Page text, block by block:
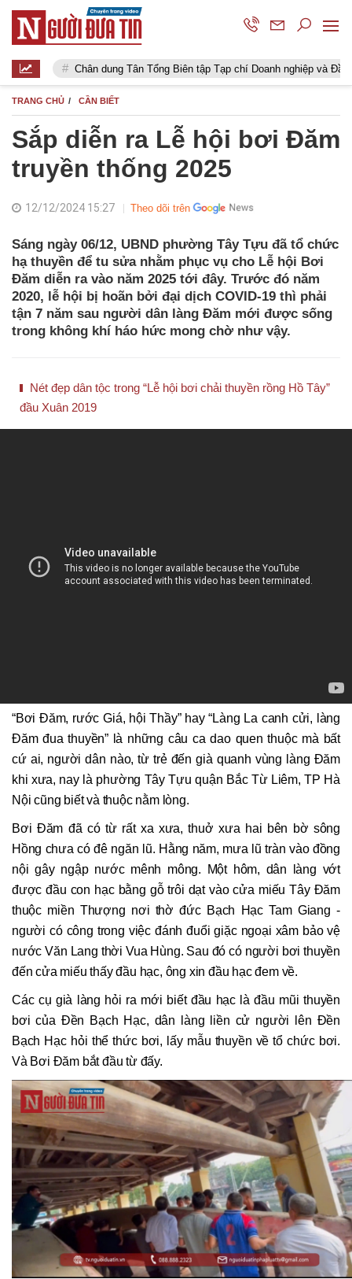
dung Tân Tổng Biên tập Tạp chí Doanh nghiệp và Đầu tư Thắp
TRANG CHỦ CẦN BIẾT
Sắp diễn ra Lễ hội bơi Đăm
truyền thống 2025
12/12/2024 15:27 Theo dõi trên
Sáng ngày 06/12, UBND phường Tây Tựu đã tổ chức
hạ thuyền để tu sửa nhằm phục vụ cho Lễ hội Bơi
Đăm diễn ra vào năm 2025 tới đây. Trước đó năm
2020, lễ hội bị hoãn bởi đại dịch COVID-19 thì phải
tận 7 năm sau người dân làng Đăm mới được sống
trong không khí háo hức mong chờ như vậy.
Nét đẹp dân tộc trong “Lễ hội bơi chải thuyền rồng Hồ Tây”
đầu Xuân 2019
“Bơi Đăm, rước Giá, hội Thầy” hay “Làng La canh cửi, làng
Đăm đua thuyền” là những câu ca dao quen thuộc mà bất
cứ ai, người dân nào, từ trẻ đến già quanh vùng làng Đăm
khi xưa, nay là phường Tây Tựu quận Bắc Từ Liêm, TP Hà
Nội cũng biết và thuộc nằm lòng.
Bơi Đăm đã có từ rất xa xưa, thuở xưa hai bên bờ sông
Hồng chưa có đê ngăn lũ. Hằng năm, mưa lũ tràn vào đồng
nội gây ngập nước mênh mông. Một hôm, dân làng vớt
được đầu con hạc bằng gỗ trôi dạt vào cửa miếu Tây Đăm
thuộc miền Thượng nơi thờ đức Bạch Hạc Tam Giang -
người có công trong việc đánh đuổi giặc ngoại xâm bảo vệ
nước Văn Lang thời Vua Hùng. Sau đó có người bơi thuyền
đến cửa miếu thấy đầu hạc, ông xin đầu hạc đem về.
Các cụ già làng hỏi ra mới biết đầu hạc là đầu mũi thuyền
bơi của Đền Bạch Hạc, dân làng liền cử người lên Đền
Bạch Hạc hỏi thể thức bơi, lấy mẫu thuyền về tổ chức bơi.
Và Bơi Đăm bắt đầu từ đấy.